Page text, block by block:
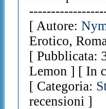
[ Autore:
Erotico,
[ Pubblicata:
Lemon ] [ In
[ Categoria:
recensioni ]